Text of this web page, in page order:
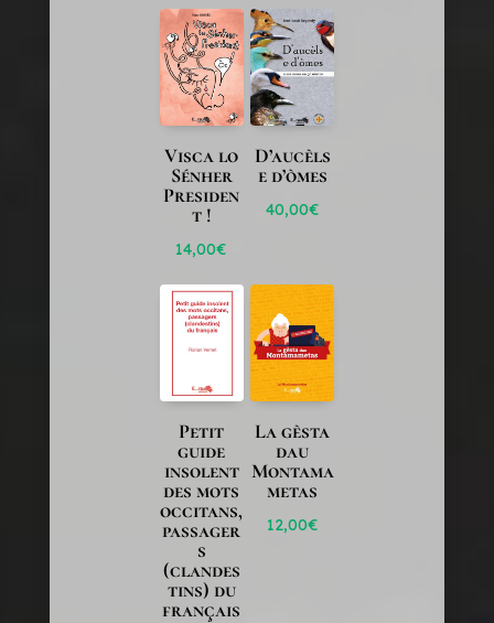
Visca lo
Sénher
Presiden
t !
14,00€
D’aucèls
e d’òmes
40,00€
Petit
guide
insolent
des mots
occitans,
passager
s
(clandes
tins) du
français
La gèsta
dau
Montama
metas
12,00€